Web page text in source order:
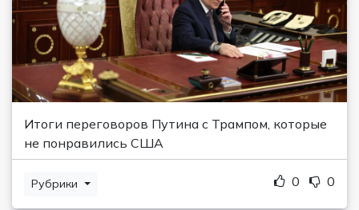
Итоги переговоров Путина с Трампом, которые
не понравились США
Рубрики 0 0